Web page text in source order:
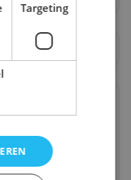
Targeting